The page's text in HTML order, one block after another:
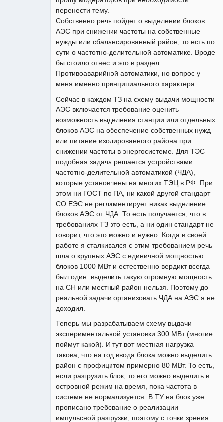
перенести тему.
Собственно речь пойдет о выделении блоков
АЭС при снижении частоты на собственные
нужды или сбалансированный район, то есть по
сути о частотно-делительной автоматике. Вроде
бы стоило отнести это в раздел
Противоаварийной автоматики, но вопрос у
меня именно принципиального характера.
Сейчас в каждом ТЗ на схему выдачи мощности
АЭС включается требование оценить
возможность выделения станции или отдельных
блоков АЭС на обеспечение собственных нужд
или питание изолированного района при
снижении частоты в энергосистеме. Для ТЭС
подобная задача решается устройствами
частотно-делительной автоматикой (ЧДА),
которые установлены на многих ТЭЦ в РФ. При
этом ни ГОСТ по ПА, ни какой другой стандарт
СО ЕЭС не регламентирует никак выделение
блоков АЭС от ЧДА. То есть получается, что в
требованиях ТЗ это есть, а ни один стандарт не
говорит, что это можно и нужно. Когда в своей
работе я сталкивался с этим требованием речь
шла о крупных АЭС с единичной мощностью
блоков 1000 МВт и естественно вердикт всегда
был один: выделить такую огромную мощность
на СН или местный район нельзя. Поэтому до
реальной задачи организовать ЧДА на АЭС я не
доходил.
Теперь мы разрабатываем схему выдачи
экспериментальной установки 300 МВт (многие
поймут какой). И тут вот местная нагрузка
такова, что на год ввода блока можно выделить
район с профицитом примерно 80 МВт. То есть,
если разгрузить блок, то его можно выделить в
островной режим на время, пока частота в
системе не нормализуется. В ТУ на блок уже
прописано требование о реализации
импульсной разгрузки, поэтому с точки зрения